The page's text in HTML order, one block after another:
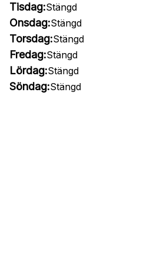
Tisdag:Stängd
Onsdag:Stängd
Torsdag:Stängd
Fredag:Stängd
Lördag:Stängd
Söndag:Stängd